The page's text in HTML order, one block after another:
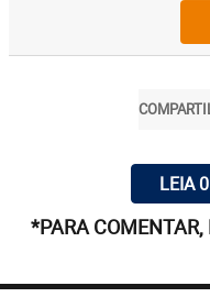
LEIA
*PARA COMENTAR,